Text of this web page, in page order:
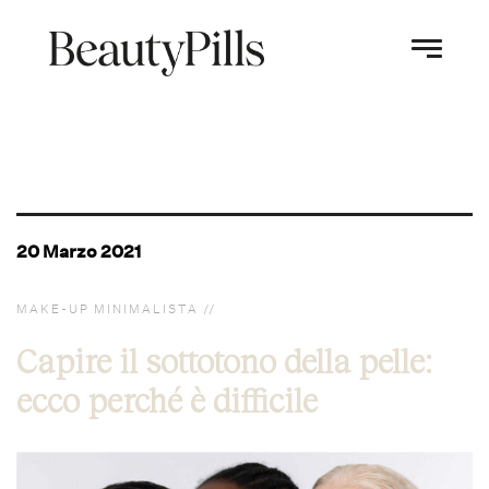
20 Marzo 2021
MAKE-UP MINIMALISTA
Capire il sottotono della pelle:
ecco perché è difficile